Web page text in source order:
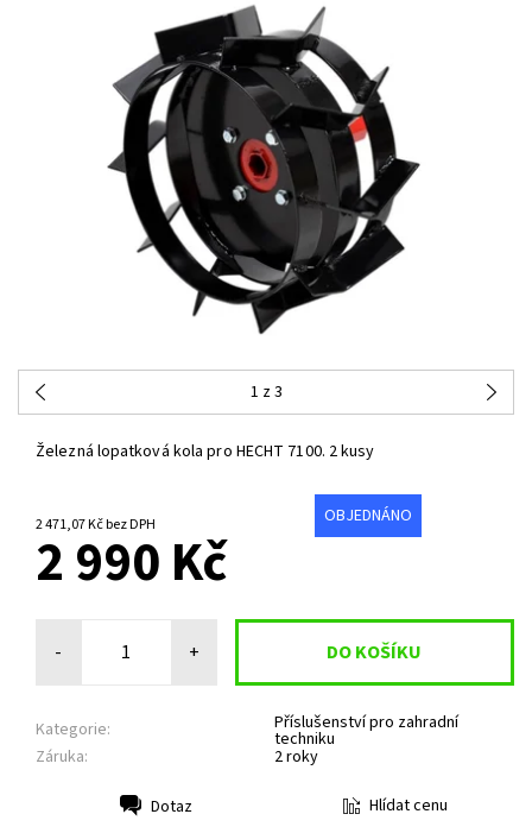
1 z 3
Železná lopatková kola pro HECHT 7100. 2 kusy
2 471,07 Kč bez DPH OBJEDNÁNO
2 990 Kč
- +
Kategorie: Příslušenství pro zahradní
techniku
Záruka: 2 roky
Dotaz
Hlídat cenu